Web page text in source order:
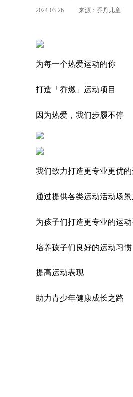
2024-03-26 来源：乔丹儿童
为每一个热爱运动的你
打造「乔燃」运动项目
因为热爱，我们步履不停
我们致力打造更专业更优
通过提供各类运动活动场
为孩子们打造更专业的运动
培养孩子们良好的运动习惯
提高运动表现
助力青少年健康成长之路